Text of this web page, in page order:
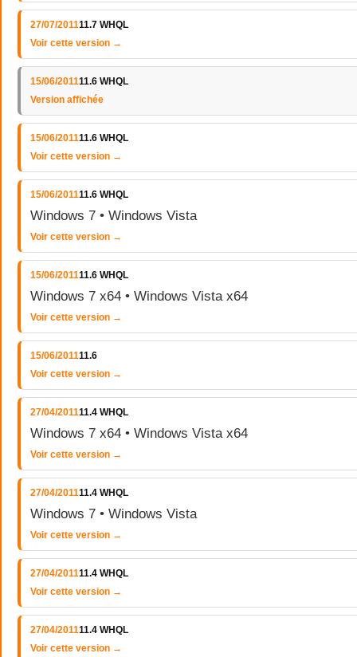
27/07/201111.7 WHQL
Voir cette version →
15/06/201111.6 WHQL
Version affichée
15/06/201111.6 WHQL
Voir cette version →
15/06/201111.6 WHQL
Windows 7 • Windows Vista
Voir cette version →
15/06/201111.6 WHQL
Windows 7 x64 • Windows Vista x64
Voir cette version →
15/06/201111.6
Voir cette version →
27/04/201111.4 WHQL
Windows 7 x64 • Windows Vista x64
Voir cette version →
27/04/201111.4 WHQL
Windows 7 • Windows Vista
Voir cette version →
27/04/201111.4 WHQL
Voir cette version →
27/04/201111.4 WHQL
Voir cette version →